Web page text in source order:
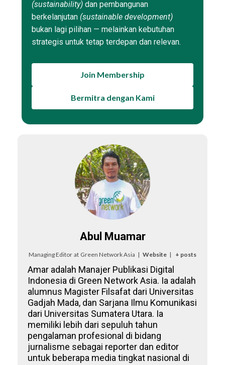
(sustainability) dan pembangunan
berkelanjutan (sustainable development)
bukan lagi pilihan — melainkan kebutuhan
strategis untuk tetap terdepan dan relevan.
Join Membership
Bermitra dengan Kami
Abul Muamar
Managing Editor at Green Network Asia | Website | + posts
Amar adalah Manajer Publikasi Digital
Indonesia di Green Network Asia. Ia adalah
alumnus Magister Filsafat dari Universitas
Gadjah Mada, dan Sarjana Ilmu Komunikasi
dari Universitas Sumatera Utara. Ia
memiliki lebih dari sepuluh tahun
pengalaman profesional di bidang
jurnalisme sebagai reporter dan editor
untuk beberapa media tingkat nasional di